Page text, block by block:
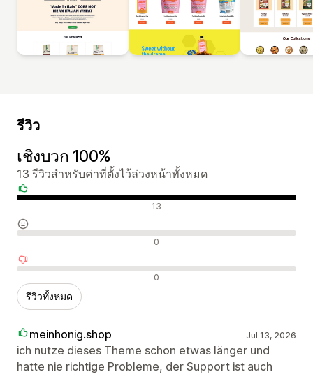
รีวิว
เชิงบวก 100%
13 รีวิวสำหรับค่าที่ตั้งไว้ล่วงหน้าทั้งหมด
รีวิวเชิงบวก 13
รีวิวที่เป็นกลาง 0
รีวิวเชิงลบ 0
รีวิวทั้งหมด
meinhonig.shop Jul 13, 2026
ich nutze dieses Theme schon etwas länger und
hatte nie richtige Probleme, der Support ist auch